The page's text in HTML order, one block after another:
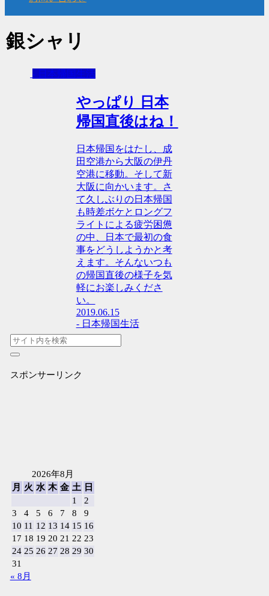
銀シャリ
- 日本帰国生活
やっぱり 日本
帰国直後はね！
日本帰国をはたし、成
田空港から大阪の伊丹
空港に移動。そして新
大阪に向かいます。さ
て久しぶりの日本帰国
も時差ボケとロングフ
ライトによる疲労困憊
の中、日本で最初の食
事をどうしようかと考
えます。そんないつも
の帰国直後の様子を気
軽にお楽しみくださ
い。
2019.06.15
- 日本帰国生活
スポンサーリンク
2026年8月
月
火 水 木 金 土
日
1
2
3
4 5 6 7 8
9
10 11 12 13 14 15 16
17 18 19 20 21 22 23
24 25 26 27 28 29 30
31
« 8月